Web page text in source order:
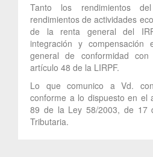
Tanto los rendimientos
rendimientos de actividades
de la renta general del
integración y
general de conformidad
artículo 48 de la LIRPF.
Lo que comunico a Vd.
conforme a lo dispuesto en el
89 de la Ley 58/2003, de 17
Tributaria.